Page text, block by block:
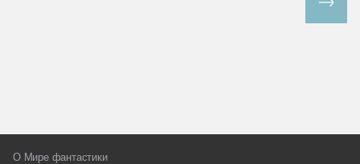
О Мире фантастики